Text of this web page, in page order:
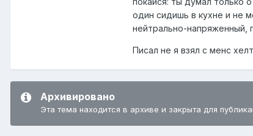
один сидишь в кухне и не
нейтрально-напряженный,
Писал не я взял с менс хелт
Архивировано
Эта тема находится в архиве и закрыта для